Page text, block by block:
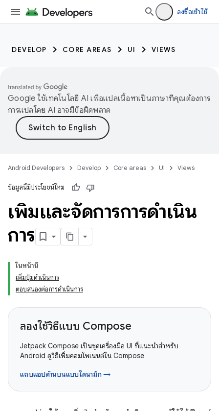
ลงชื่อเข้าใช้
DEVELOP CORE AREAS UI VIEWS
Google ใช้เทคโนโลยี AI เพื่อแปลเนื้อหาเป็นภาษาที่คุณต้องการ
การแปลโดย AI อาจมีข้อผิดพลาด
Android Developers Develop Core areas UI Views
ข้อมูลนี้มีประโยชน์ไหม
เพิ่มและจัดการการดำเนิน
การ
ในหน้านี้
เพิ่มปุ่มดำเนินการ
ตอบสนองต่อการดำเนินการ
ลองใช้วิธีแบบ Compose
Jetpack Compose เป็นชุดเครื่องมือ UI ที่แนะนำสำหรับ
Android ดูวิธีเพิ่มคอมโพเนนต์ใน Compose
แถบแอปด้านบนแบบไดนามิก →